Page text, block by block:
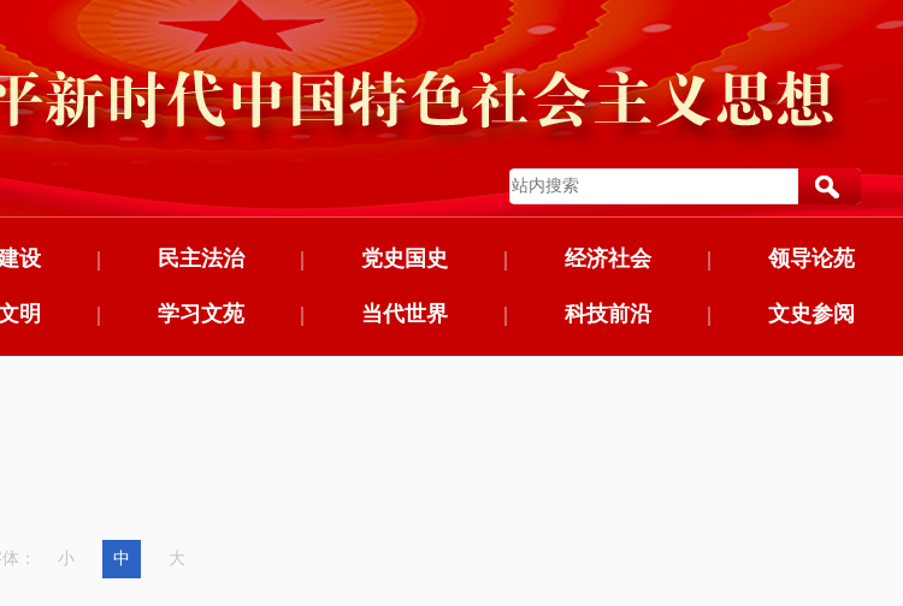
设 民主法治
| 党史国史
| 经济社会
| 领导论苑
|
明 学习文苑
| 当代世界
| 科技前沿
| 文史参阅
|
： 小 中 大